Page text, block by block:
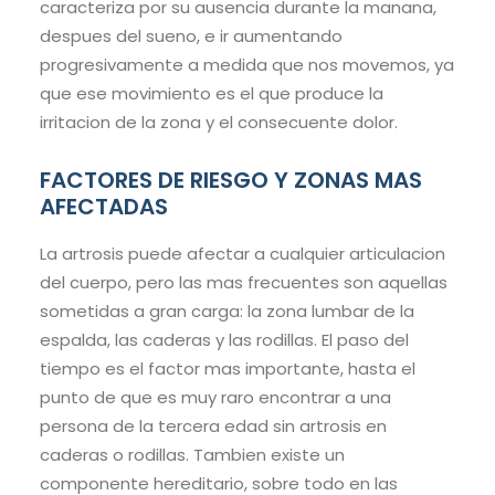
caracteriza por su ausencia durante la manana,
despues del sueno, e ir aumentando
progresivamente a medida que nos movemos, ya
que ese movimiento es el que produce la
irritacion de la zona y el consecuente dolor.
FACTORES DE RIESGO Y ZONAS MAS
AFECTADAS
La artrosis puede afectar a cualquier articulacion
del cuerpo, pero las mas frecuentes son aquellas
sometidas a gran carga: la zona lumbar de la
espalda, las caderas y las rodillas. El paso del
tiempo es el factor mas importante, hasta el
punto de que es muy raro encontrar a una
persona de la tercera edad sin artrosis en
caderas o rodillas. Tambien existe un
componente hereditario, sobre todo en las